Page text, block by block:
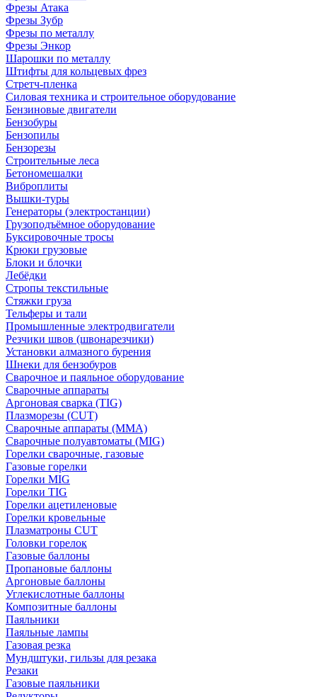
Фрезы Атака
Фрезы Зубр
Фрезы по металлу
Фрезы Энкор
Шарошки по металлу
Штифты для кольцевых фрез
Стретч-пленка
Силовая техника и строительное оборудование
Бензиновые двигатели
Бензобуры
Бензопилы
Бензорезы
Строительные леса
Бетономешалки
Виброплиты
Вышки-туры
Генераторы (электростанции)
Грузоподъёмное оборудование
Буксировочные тросы
Крюки грузовые
Блоки и блочки
Лебёдки
Стропы текстильные
Стяжки груза
Тельферы и тали
Промышленные электродвигатели
Резчики швов (швонарезчики)
Установки алмазного бурения
Шнеки для бензобуров
Сварочное и паяльное оборудование
Сварочные аппараты
Аргоновая сварка (TIG)
Плазморезы (CUT)
Сварочные аппараты (MMA)
Сварочные полуавтоматы (MIG)
Горелки сварочные, газовые
Газовые горелки
Горелки MIG
Горелки TIG
Горелки ацетиленовые
Горелки кровельные
Плазматроны CUT
Головки горелок
Газовые баллоны
Пропановые баллоны
Аргоновые баллоны
Углекислотные баллоны
Композитные баллоны
Паяльники
Паяльные лампы
Газовая резка
Мундштуки, гильзы для резака
Резаки
Газовые паяльники